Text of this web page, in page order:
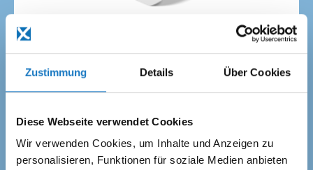
Zustimmung Details Über Cookies
Diese Webseite verwendet Cookies
Wir verwenden Cookies, um Inhalte und Anzeigen zu
personalisieren, Funktionen für soziale Medien anbieten
Standplakat
mit eigener Kontur